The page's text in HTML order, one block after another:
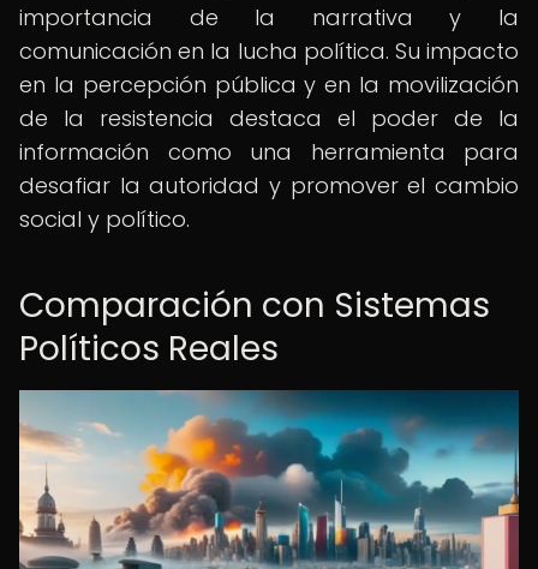
importancia de la narrativa y la
comunicación en la lucha política. Su impacto
en la percepción pública y en la movilización
de la resistencia destaca el poder de la
información como una herramienta para
desafiar la autoridad y promover el cambio
social y político.
Comparación con Sistemas
Políticos Reales